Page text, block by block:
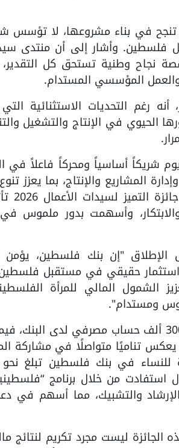
في بناء مشروعها، لا تؤسس
وأشار إلى أن منتدى
نجاح وطنية تستحق كل التقدير،
والعمل المؤسسي المستدام.
رغم التحديات الاستثنائية
الحيوي في الإنتاج والتشغيل
شريكاً أساسياً ومحركاً فاعلاً في
المشاريع والإنتاج، بما يعزز
وأسهمت بدور ملموس
"إن بنك فلسطين، يؤمن
حقيقي في مستقبل
المالي للمرأة
ومستدام".
وأشار الشوا إلى أن النساء تدير اليوم أكثر من 300 ألف حساب
يعكس تناميًا متواصلًا في مشاركة
من 25 ألف سيدة أعمال استفادت من خلال برنامج
والتشبيك، مما أسهم في
ليست مجرد تكريم لنتائج